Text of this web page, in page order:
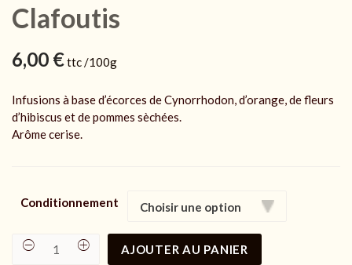
Clafoutis
6,00 €ttc /100g
Infusions à base d’écorces de Cynorrhodon, d’orange, de fleurs
d’hibiscus et de pommes sèchées.
Arôme cerise.
Conditionnement
Clafoutis
AJOUTER AU PANIER